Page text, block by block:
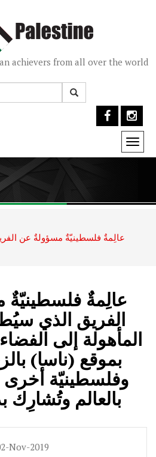
achievers from all over the world
عالِمةٌ
الفريق الذي
المأهولة إلى
بموقع (ناسا)
وفلسطينيّة أخرى
بالعالم وتُشارِك
Nov-2019